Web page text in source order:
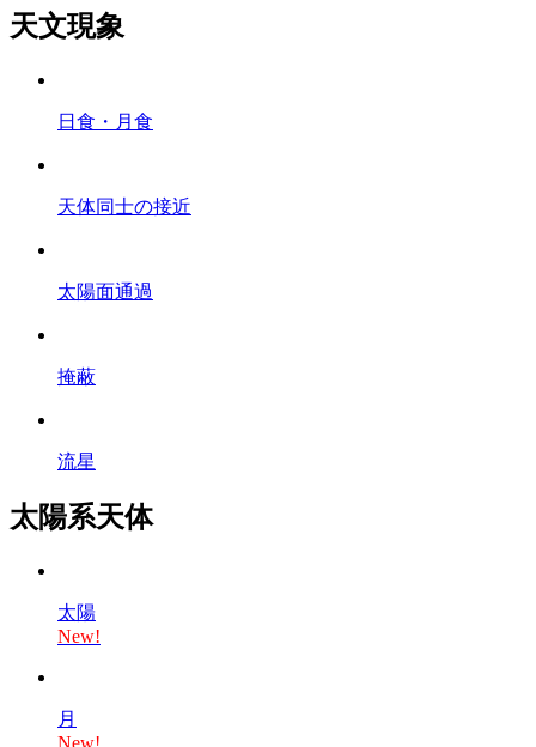
天文現象
日食・月食
天体同士の接近
太陽面通過
掩蔽
流星
太陽系天体
太陽
New!
月